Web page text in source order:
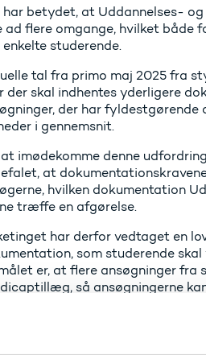
har betydet, at Uddannelses-
ad flere omgange, hvilket både
enkelte studerende.
tal fra primo maj 2025 fra
der skal indhentes yderligere
der har
i gennemsnit.
imødekomme denne
at
hvilken dokumentation
træffe en afgørelse.
har derfor vedtaget en
som studerende
er, at flere ansøgninger
så ansøgningerne